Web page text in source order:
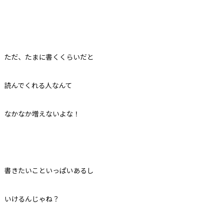
ただ、たまに書くくらいだと
読んでくれる人なんて
なかなか増えないよな！
書きたいこといっぱいあるし
いけるんじゃね？